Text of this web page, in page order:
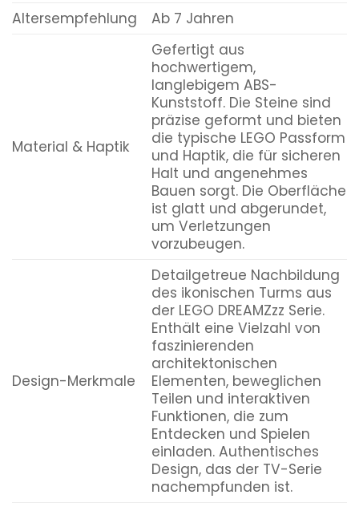
Altersempfehlung
Ab 7 Jahren
Material & Haptik
Gefertigt aus
hochwertigem,
langlebigem ABS-
Kunststoff. Die Steine sind
präzise geformt und bieten
die typische LEGO Passform
und Haptik, die für sicheren
Halt und angenehmes
Bauen sorgt. Die Oberfläche
ist glatt und abgerundet,
um Verletzungen
vorzubeugen.
Design-Merkmale
Detailgetreue Nachbildung
des ikonischen Turms aus
der LEGO DREAMZzz Serie.
Enthält eine Vielzahl von
faszinierenden
architektonischen
Elementen, beweglichen
Teilen und interaktiven
Funktionen, die zum
Entdecken und Spielen
einladen. Authentisches
Design, das der TV-Serie
nachempfunden ist.